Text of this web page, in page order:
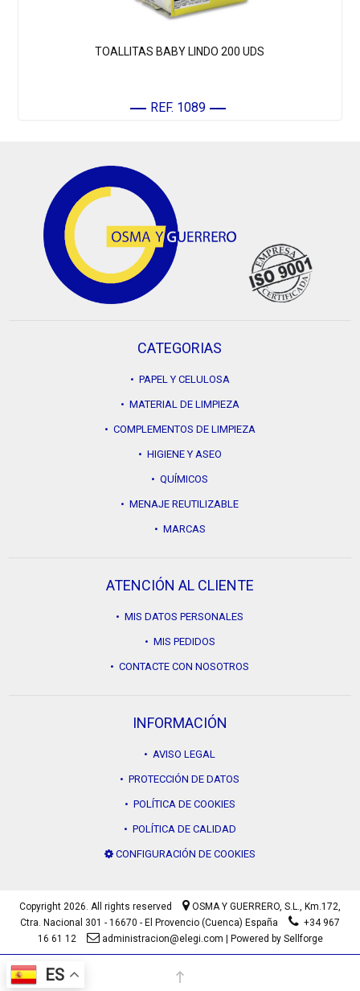
TOALLITAS BABY LINDO 200 UDS
REF. 1089
CATEGORIAS
• PAPEL Y CELULOSA
• MATERIAL DE LIMPIEZA
• COMPLEMENTOS DE LIMPIEZA
• HIGIENE Y ASEO
• QUÍMICOS
• MENAJE REUTILIZABLE
• MARCAS
ATENCIÓN AL CLIENTE
• MIS DATOS PERSONALES
• MIS PEDIDOS
• CONTACTE CON NOSOTROS
INFORMACIÓN
• AVISO LEGAL
• PROTECCIÓN DE DATOS
• POLÍTICA DE COOKIES
• POLÍTICA DE CALIDAD
CONFIGURACIÓN DE COOKIES
Copyright 2026. All rights reserved OSMA Y GUERRERO, S.L., Km.172,
Ctra. Nacional 301 - 16670 - El Provencio (Cuenca) España
+34 967
16 61 12
administracion@elegi.com Powered by Sellforge
ES